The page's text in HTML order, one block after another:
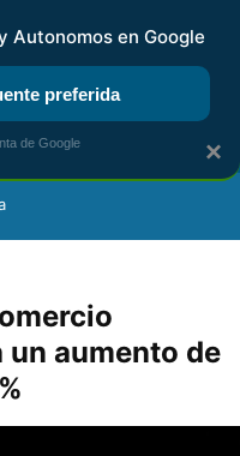
DIGITAL RENTA
aumento de
×
Autonomos en Google
preferida
de Google